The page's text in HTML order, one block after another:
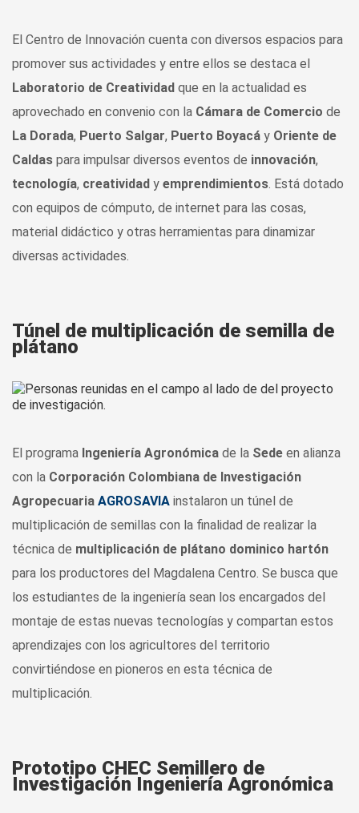
El Centro de Innovación cuenta con diversos espacios para
promover sus actividades y entre ellos se destaca el
Laboratorio de Creatividad que en la actualidad es
aprovechado en convenio con la Cámara de Comercio de
La Dorada, Puerto Salgar, Puerto Boyacá y Oriente de
Caldas para impulsar diversos eventos de innovación,
tecnología, creatividad y emprendimientos. Está dotado
con equipos de cómputo, de internet para las cosas,
material didáctico y otras herramientas para dinamizar
diversas actividades.
Túnel de multiplicación de semilla de
plátano
El programa Ingeniería Agronómica de la Sede en alianza
con la Corporación Colombiana de Investigación
Agropecuaria AGROSAVIA instalaron un túnel de
multiplicación de semillas con la finalidad de realizar la
técnica de multiplicación de plátano dominico hartón
para los productores del Magdalena Centro. Se busca que
los estudiantes de la ingeniería sean los encargados del
montaje de estas nuevas tecnologías y compartan estos
aprendizajes con los agricultores del territorio
convirtiéndose en pioneros en esta técnica de
multiplicación.
Prototipo CHEC Semillero de
Investigación Ingeniería Agronómica